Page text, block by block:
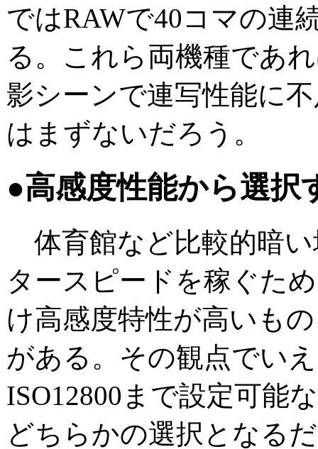
ではRAWで40コマの連
る。これら両機種であ
影シーンで連写性能に
はまずないだろう。
●高感度性能から選択
体育館など比較的暗
タースピードを稼ぐた
け高感度特性が高いも
がある。その観点でい
ISO12800まで設定可能
どちらかの選択となる